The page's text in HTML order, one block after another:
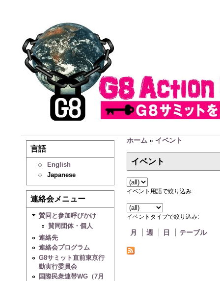
言語
English
Japanese
連絡会メニュー
賛同と参加呼びかけ
賛同団体・個人
連絡先
連絡会プログラム
G8サミット直前東京行
動実行委員会
国際民衆連帯WG（7月
ホーム » イベント
イベント
イベント用語で絞り込み:
イベントタイプで絞り込み:
月 週 日 テーブル